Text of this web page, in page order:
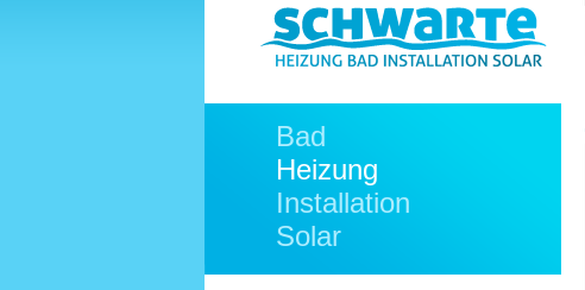
Bad
Heizung
Installation
Solar